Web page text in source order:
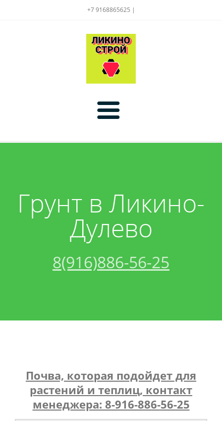
+7 9168865625 |
Главная
Услуги
Бетон
Чернозем
Грунт в Ликино-
Дулево
8(916)886-56-25
Почва, которая подойдет для
растений и теплиц, контакт
менеджера: 8-916-886-56-25